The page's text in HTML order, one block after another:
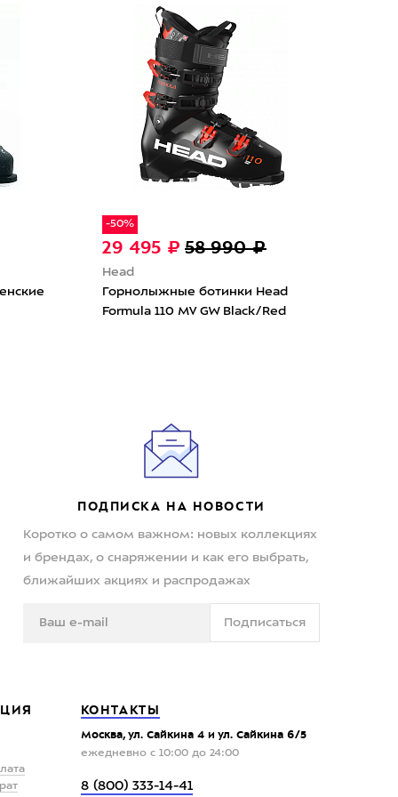
-50%
29 495 ₽ 58 990 ₽
Head
Горнолыжные ботинки Head
Formula 110 MV GW Black/Red
ПОДПИСКА НА НОВОСТИ
Коротко о самом важном: новых коллекциях
и брендах, о снаряжении и как его выбрать,
ближайших акциях и распродажах
Подписаться
КОНТАКТЫ
Москва, ул. Сайкина 4 и ул. Сайкина 6/5
ежедневно с 10:00 до 24:00
8 (800) 333-14-41